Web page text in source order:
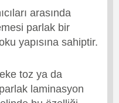
arasında
parlak bir
yapısına sahiptir.
toz ya da
laminasyon